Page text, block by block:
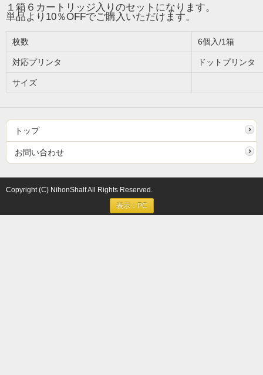
１箱６カートリッジ入りのセットになります。
単品より10％OFFでご購入いただけます。
枚数 6個入/1箱
対応プリンタ ドットプリンタ
サイズ
トップ
お問い合わせ
Copyright (C) NihonShalf All Rights Reserved.
表示：PC